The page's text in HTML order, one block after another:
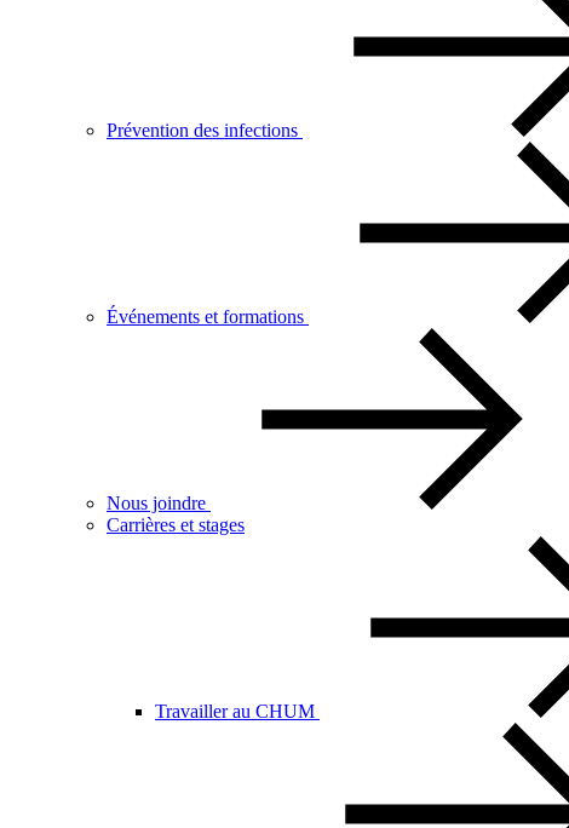
Prévention des infections
Événements et formations
Nous joindre
Carrières et stages
Travailler au CHUM